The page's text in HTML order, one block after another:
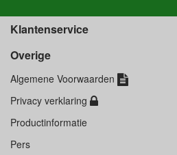
Klantenservice
Overige
Algemene Voorwaarden
Privacy verklaring
Productinformatie
Pers